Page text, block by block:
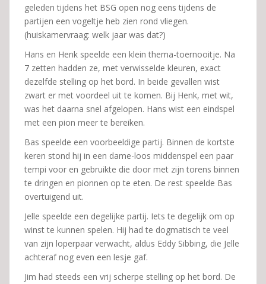
geleden tijdens het BSG open nog eens tijdens de
partijen een vogeltje heb zien rond vliegen.
(huiskamervraag: welk jaar was dat?)
Hans en Henk speelde een klein thema-toernooitje. Na
7 zetten hadden ze, met verwisselde kleuren, exact
dezelfde stelling op het bord. In beide gevallen wist
zwart er met voordeel uit te komen. Bij Henk, met wit,
was het daarna snel afgelopen. Hans wist een eindspel
met een pion meer te bereiken.
Bas speelde een voorbeeldige partij. Binnen de kortste
keren stond hij in een dame-loos middenspel een paar
tempi voor en gebruikte die door met zijn torens binnen
te dringen en pionnen op te eten. De rest speelde Bas
overtuigend uit.
Jelle speelde een degelijke partij. Iets te degelijk om op
winst te kunnen spelen. Hij had te dogmatisch te veel
van zijn loperpaar verwacht, aldus Eddy Sibbing, die Jelle
achteraf nog even een lesje gaf.
Jim had steeds een vrij scherpe stelling op het bord. De